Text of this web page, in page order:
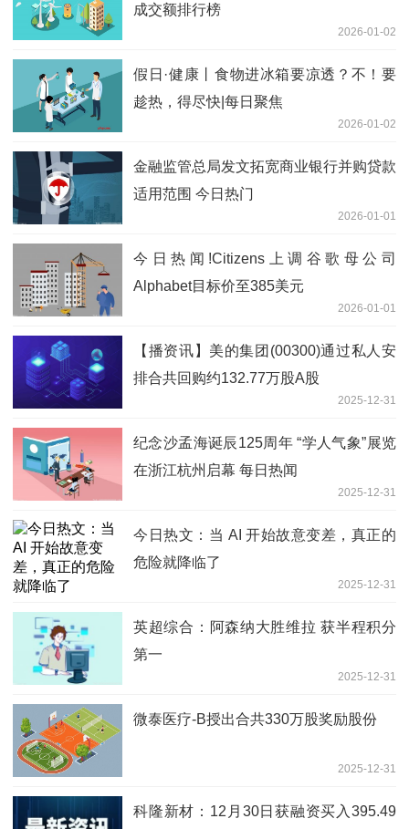
成交额排行榜
2026-01-02
假日·健康丨食物进冰箱要凉透？不！要
趁热，得尽快|每日聚焦
2026-01-02
金融监管总局发文拓宽商业银行并购贷款
适用范围 今日热门
2026-01-01
今日热闻!Citizens上调谷歌母公司
Alphabet目标价至385美元
2026-01-01
【播资讯】美的集团(00300)通过私人安
排合共回购约132.77万股A股
2025-12-31
纪念沙孟海诞辰125周年 “学人气象”展览
在浙江杭州启幕 每日热闻
2025-12-31
今日热文：当 AI 开始故意变差，真正的
危险就降临了
2025-12-31
英超综合：阿森纳大胜维拉 获半程积分
第一
2025-12-31
微泰医疗-B授出合共330万股奖励股份
2025-12-31
科隆新材：12月30日获融资买入395.49